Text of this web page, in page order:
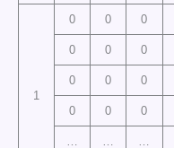
1
0 0 0
0 0 0
0 0 0
0 0 0
… … …